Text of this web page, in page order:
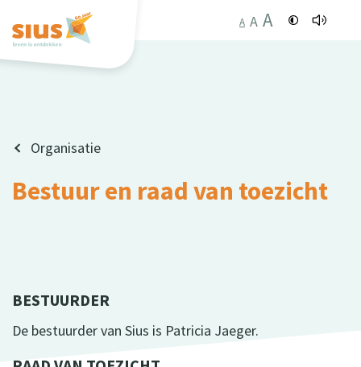
A A A
Organisatie
Bestuur en raad van toezicht
BESTUURDER
De bestuurder van Sius is Patricia Jaeger.